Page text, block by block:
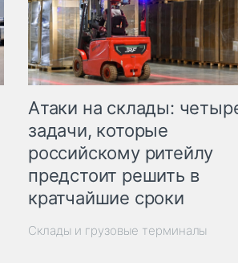
Атаки на склады:
задачи, которые
российскому ритейлу
предстоит решить в
кратчайшие сроки
Склады и грузовые терминалы